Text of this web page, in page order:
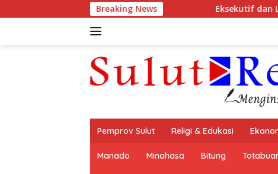
ke
Breaking News
Eksekutif dan Legislatif Mitra Resmi
Pemprov Sulut Religi & Edukasi
Manado Minahasa Bitung